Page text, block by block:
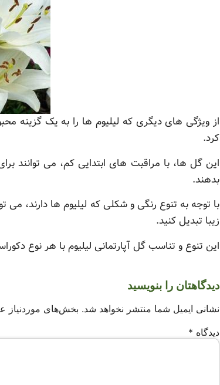
از ویژگی های دیگری که لیلیوم ها را به یک گزینه
کرد.
این گل ها، با مراقبت های ابتدایی کم، می توانند
بدهند.
با توجه به تنوع رنگی و شکلی که لیلیوم ها دارند،
زیبا تبدیل کنید.
این تنوع و تناسب گل آپارتمانی لیلیوم با هر نوع
دیدگاهتان را بنویسید
نشانی ایمیل شما منتشر نخواهد شد. بخش‌های موردنیاز
دیدگاه *